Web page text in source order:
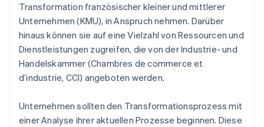
Transformation französischer kleiner und mittlerer
Unternehmen (KMU), in Anspruch nehmen. Darüber
hinaus können sie auf eine Vielzahl von Ressourcen und
Dienstleistungen zugreifen, die von der Industrie- und
Handelskammer (Chambres de commerce et
d’industrie, CCI) angeboten werden.
Unternehmen sollten den Transformationsprozess mit
einer Analyse ihrer aktuellen Prozesse beginnen. Diese